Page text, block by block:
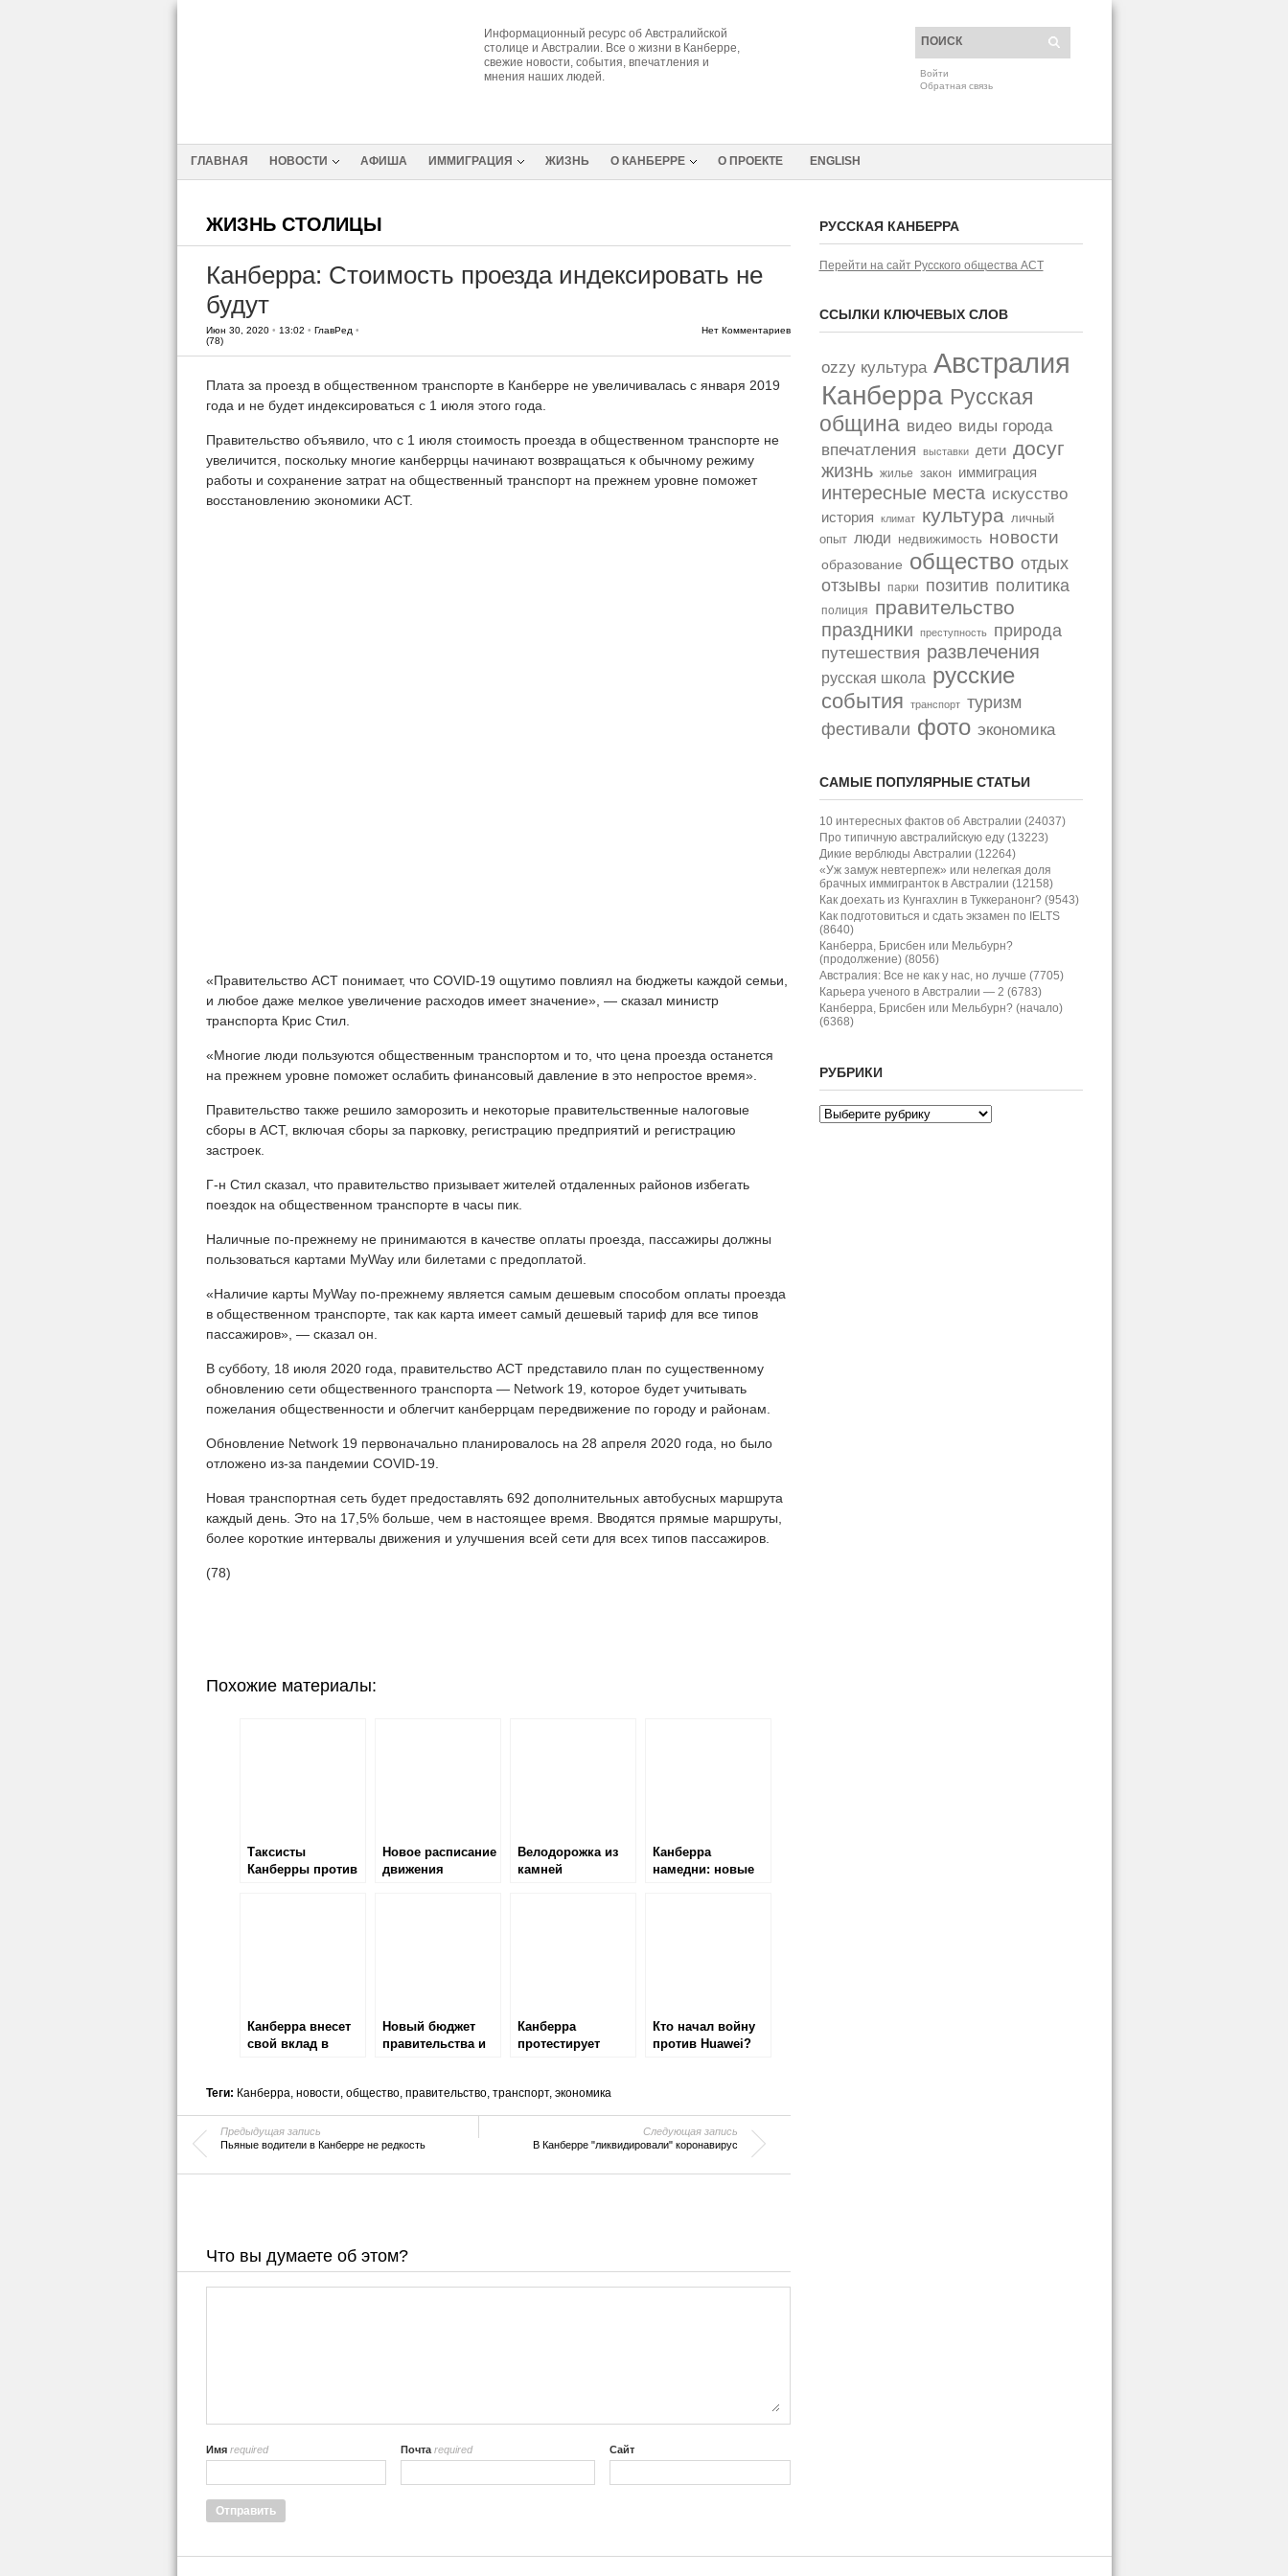
Информационный ресурс об Австралийской
столице и Австралии. Все о жизни в Канберре,
свежие новости, события, впечатления и
мнения наших людей.
Войти
Обратная связь
ГЛАВНАЯ НОВОСТИ АФИША ИММИГРАЦИЯ ЖИЗНЬ О КАНБЕРРЕ О ПРОЕКТЕ ENGLISH
ЖИЗНЬ СТОЛИЦЫ
Канберра: Стоимость проезда индексировать не
будут
Июн 30, 2020• 13:02 • ГлавРед Нет Комментариев
•
(78)
Плата за проезд в общественном транспорте в Канберре не увеличивалась с января 2019
года и не будет индексироваться с 1 июля этого года.
Правительство объявило, что с 1 июля стоимость проезда в общественном транспорте не
увеличится, поскольку многие канберрцы начинают возвращаться к обычному режиму
работы и сохранение затрат на общественный транспорт на прежнем уровне поможет
восстановлению экономики АСТ.
«Правительство АСТ понимает, что COVID-19 ощутимо повлиял на бюджеты каждой семьи,
и любое даже мелкое увеличение расходов имеет значение», — сказал министр
транспорта Крис Стил.
«Многие люди пользуются общественным транспортом и то, что цена проезда останется
на прежнем уровне поможет ослабить финансовый давление в это непростое время».
Правительство также решило заморозить и некоторые правительственные налоговые
сборы в ACT, включая сборы за парковку, регистрацию предприятий и регистрацию
застроек.
Г-н Стил сказал, что правительство призывает жителей отдаленных районов избегать
поездок на общественном транспорте в часы пик.
Наличные по-прежнему не принимаются в качестве оплаты проезда, пассажиры должны
пользоваться картами MyWay или билетами с предоплатой.
«Наличие карты MyWay по-прежнему является самым дешевым способом оплаты проезда
в общественном транспорте, так как карта имеет самый дешевый тариф для все типов
пассажиров», — сказал он.
В субботу, 18 июля 2020 года, правительство ACT представило план по существенному
обновлению сети общественного транспорта — Network 19, которое будет учитывать
пожелания общественности и облегчит канберрцам передвижение по городу и районам.
Обновление Network 19 первоначально планировалось на 28 апреля 2020 года, но было
отложено из-за пандемии COVID-19.
Новая транспортная сеть будет предоставлять 692 дополнительных автобусных маршрута
каждый день. Это на 17,5% больше, чем в настоящее время. Вводятся прямые маршруты,
более короткие интервалы движения и улучшения всей сети для всех типов пассажиров.
(78)
Похожие материалы:
Таксисты
Канберры против
Новое расписание
движения
Велодорожка из
камней
Канберра
намедни: новые
Канберра внесет
свой вклад в
программу
Новый бюджет
правительства и
Канберра
протестирует
Кто начал войну
против Huawei?
Теги: Канберра, новости, общество, правительство, транспорт, экономика
Предыдущая запись
Пьяные водители в Канберре не редкость
Следующая запись
В Канберре "ликвидировали" коронавирус
Что вы думаете об этом?
Имя required Почта required Сайт
РУССКАЯ КАНБЕРРА
Перейти на сайт Русского общества АСТ
ССЫЛКИ КЛЮЧЕВЫХ СЛОВ
ozzy культура Австралия
Канберра Русская
община видео виды города
впечатления
выставки дети досуг
жизнь жилье закон иммиграция
интересные места искусство
история климат культура личный
опыт люди недвижимость новости
образование общество отдых
отзывы парки позитив политика
полиция правительство
праздники преступность природа
путешествия развлечения
русская школа русские
события транспорт туризм
фестивали фото экономика
САМЫЕ ПОПУЛЯРНЫЕ СТАТЬИ
10 интересных фактов об Австралии (24037)
Про типичную австралийскую еду (13223)
Дикие верблюды Австралии (12264)
«Уж замуж невтерпеж» или нелегкая доля
брачных иммигранток в Австралии (12158)
Как доехать из Кунгахлин в Туккеранонг? (9543)
Как подготовиться и сдать экзамен по IELTS
(8640)
Канберра, Брисбен или Мельбурн?
(продолжение) (8056)
Австралия: Все не как у нас, но лучше (7705)
Карьера ученого в Австралии — 2 (6783)
Канберра, Брисбен или Мельбурн? (начало)
(6368)
РУБРИКИ